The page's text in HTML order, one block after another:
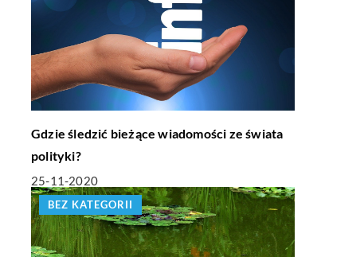
Gdzie śledzić bieżące wiadomości ze świata
polityki?
25-11-2020
BEZ KATEGORII